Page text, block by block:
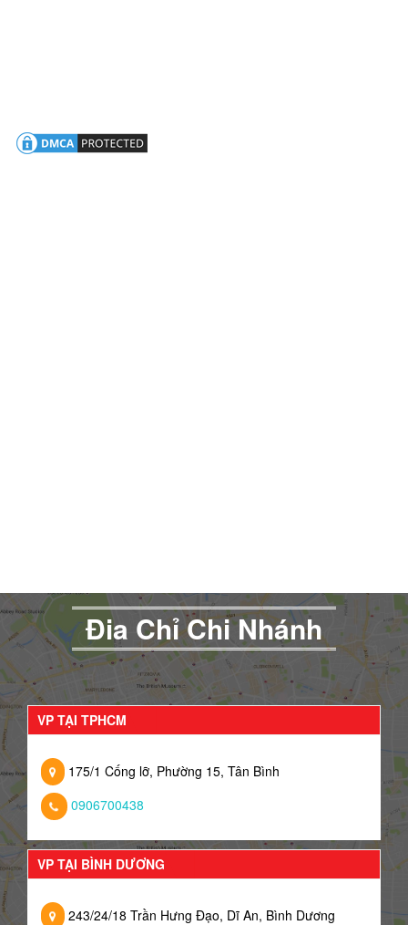
Đia Chỉ Chi Nhánh
VP TẠI TPHCM
175/1 Cống lỡ, Phường 15, Tân Bình
0906700438
VP TẠI BÌNH DƯƠNG
243/24/18 Trần Hưng Đạo, Dĩ An, Bình Dương